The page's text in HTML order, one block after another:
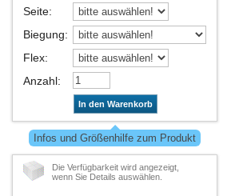
Seite:
Biegung:
Flex:
Anzahl:
In den Warenkorb
Infos und Größenhilfe zum Produkt
Die Verfügbarkeit wird angezeigt,
wenn Sie Details auswählen.